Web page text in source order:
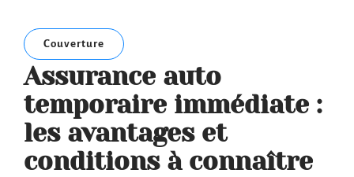
Couverture
Assurance auto
temporaire immédiate :
les avantages et
conditions à connaître